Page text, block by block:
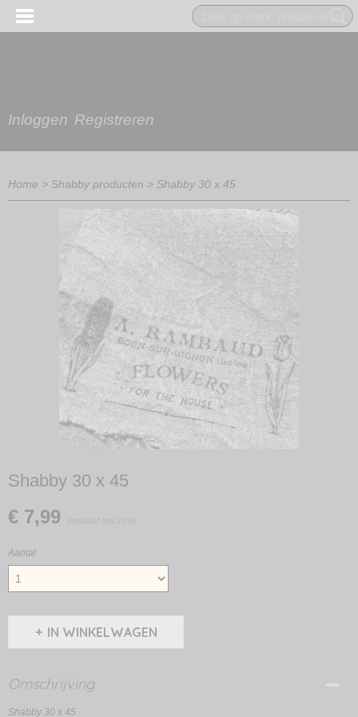
Inloggen Registreren
Home > Shabby producten > Shabby 30 x 45
Shabby 30 x 45
€ 7,99 (inclusief btw 21%)
Aantal
IN WINKELWAGEN
Omschrijving
Shabby 30 x 45